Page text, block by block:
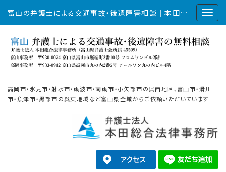
富山の弁護士による交通事故・後遺障害相談｜本田総合法律事務所
高岡市・氷見市・射水市・砺波市・南砺市・小矢部市の呉西地区、富山市・滑川
市・魚津市・黒部市の呉東地域など富山県全域からご依頼いただいています